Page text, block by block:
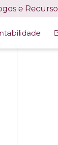
e